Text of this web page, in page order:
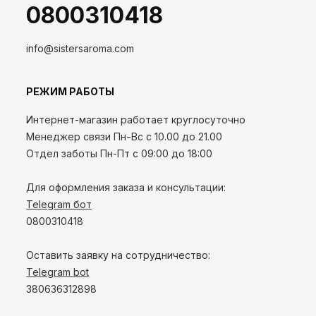
0800310418
info@sistersaroma.com
РЕЖИМ РАБОТЫ
Интернет-магазин работает круглосуточно
Менеджер связи Пн-Вс с 10.00 до 21.00
Отдел заботы Пн-Пт с 09:00 до 18:00
Для оформления заказа и консультации:
Telegram бот
0800310418
Оставить заявку на сотрудничество:
Telegram bot
380636312898